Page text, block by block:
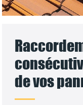
de vos